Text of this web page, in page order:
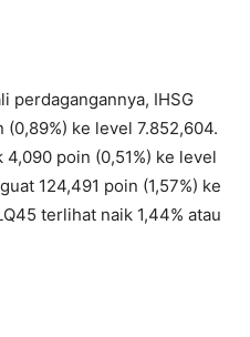
perdagangannya, IHSG
ke level 7.852,604.
poin (0,51%) ke level
124,491 poin (1,57%) ke
terlihat naik 1,44% atau